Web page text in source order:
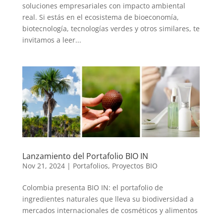
soluciones empresariales con impacto ambiental
real. Si estás en el ecosistema de bioeconomía,
biotecnología, tecnologías verdes y otros similares, te
invitamos a leer...
Lanzamiento del Portafolio BIO IN
Nov 21, 2024| Portafolios, Proyectos BIO
Colombia presenta BIO IN: el portafolio de
ingredientes naturales que lleva su biodiversidad a
mercados internacionales de cosméticos y alimentos